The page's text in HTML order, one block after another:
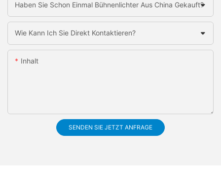
Haben Sie Schon Einmal Bühnenlichter Aus China Gekauft?
Wie Kann Ich Sie Direkt Kontaktieren?
Inhalt
SENDEN SIE JETZT ANFRAGE